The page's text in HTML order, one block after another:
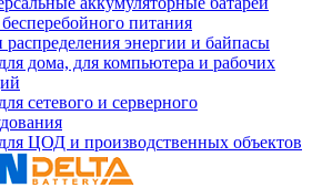
питания
распределения энергии и байпасы
дома, для компьютера и рабочих
сетевого и серверного
ЦОД и производственных объектов